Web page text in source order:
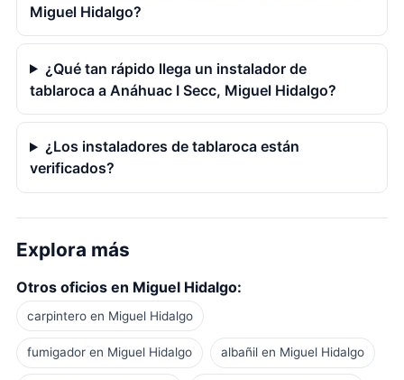
Miguel Hidalgo?
¿Qué tan rápido llega un instalador de
tablaroca a Anáhuac I Secc, Miguel Hidalgo?
¿Los instaladores de tablaroca están
verificados?
Explora más
Otros oficios en Miguel Hidalgo:
carpintero en Miguel Hidalgo
fumigador en Miguel Hidalgo albañil en Miguel Hidalgo